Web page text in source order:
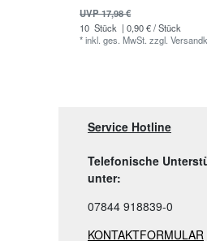
UVP 17,98 €
10 Stück | 0,90 € / Stück
*inkl. ges. MwSt. zzgl.
Service Hotline
Telefonische
unter:
07844 918839-0
KONTAKTFORMULAR